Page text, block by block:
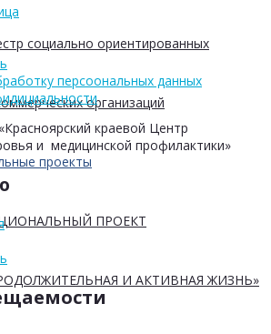
социально ориентированных
организаций
проекты
ПРОЕКТ
И АКТИВНАЯ ЖИЗНЬ»
персоональных данных
краевой Центр
и медицинской профилактики»